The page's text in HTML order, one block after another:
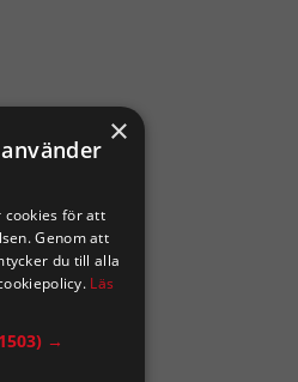
2652
×
cookies för att
Genom att
du till alla
Läs
→